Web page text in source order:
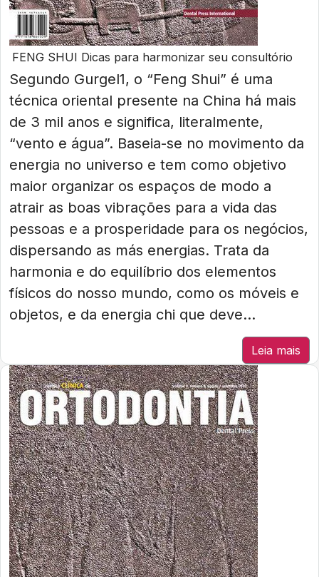
FENG SHUI Dicas para harmonizar seu consultório
Segundo Gurgel1, o “Feng Shui” é uma
técnica oriental presente na China há mais
de 3 mil anos e significa, literalmente,
“vento e água”. Baseia-se no movimento da
energia no universo e tem como objetivo
maior organizar os espaços de modo a
atrair as boas vibrações para a vida das
pessoas e a prosperidade para os negócios,
dispersando as más energias. Trata da
harmonia e do equilíbrio dos elementos
físicos do nosso mundo, como os móveis e
objetos, e da energia chi que deve...
Leia mais